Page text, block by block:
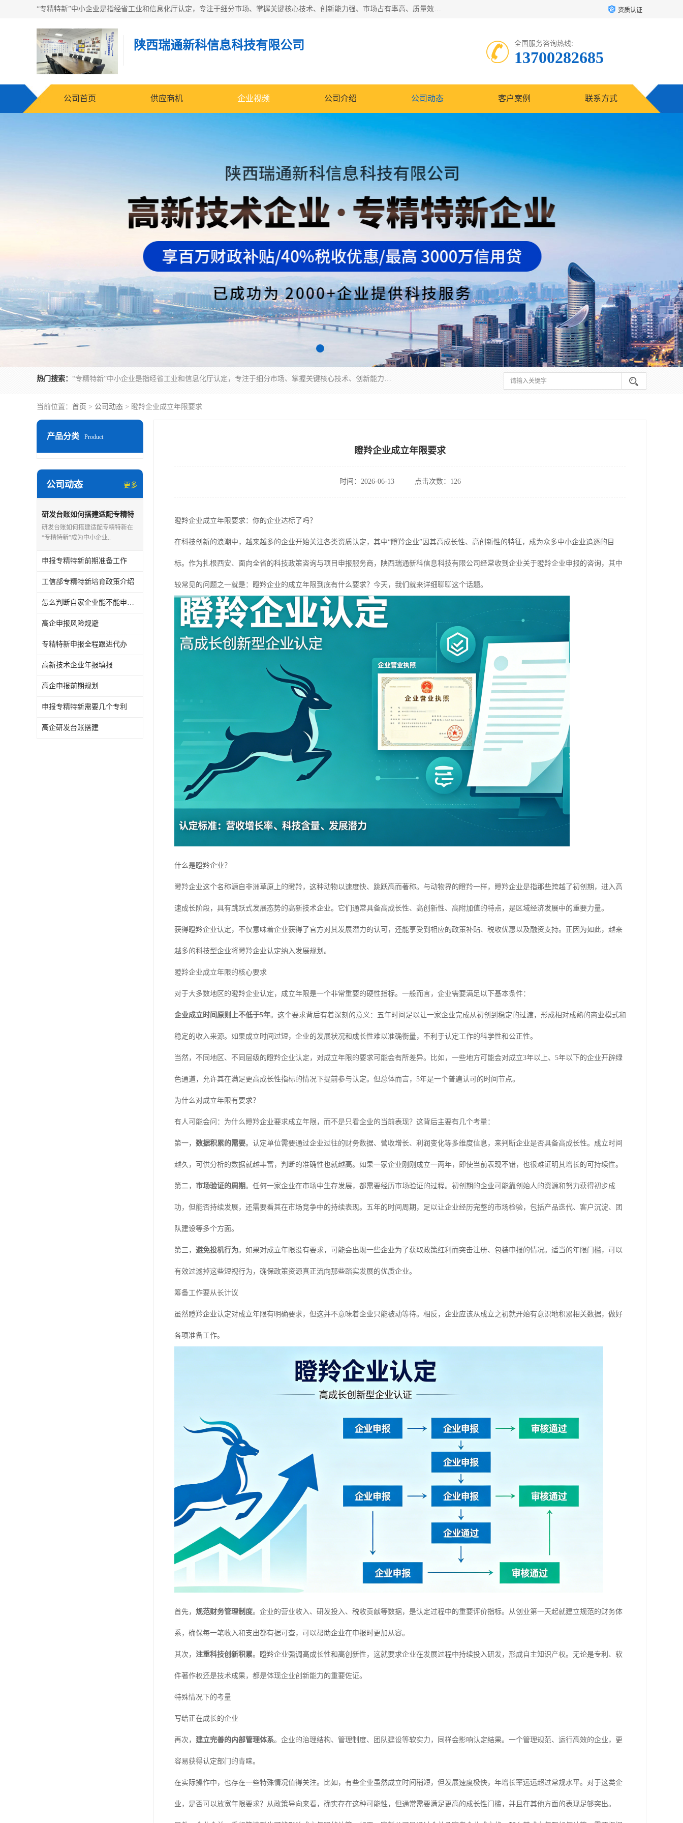
“专精特新”中小企业是指经省工业和信息化厅认定，专注于细分市场、掌握关键核心技术、创新能力强、市场占有率高、质量效益优，在专业化、精细化、特色化、新颖化等方面表现突出的中小企业。 资质认证
陕西瑞通新科信息科技有限公司 全国服务咨询热线:
13700282685
公司首页 供应商机 企业视频 公司介绍 公司动态 客户案例 联系方式
热门搜索： “专精特新”中小企业是指经省工业和信息化厅认定，专注于细分市场、掌握关键核心技术、创新能力强、市场占有率高、质量效益优，在专业化、精细化、特色化、新颖化等方面表现突出的中小企业。
当前位置： 首页 > 公司动态 > 瞪羚企业成立年限要求
产品分类 Product
公司动态 更多
研发台账如何搭建适配专精特
新
研发台账如何搭建适配专精特新在
“专精特新”成为中小企业..
申报专精特新前期准备工作
工信部专精特新培育政策介绍
怎么判断自家企业能不能申报专精特新
高企申报风险规避
专精特新申报全程跟进代办
高新技术企业年报填报
高企申报前期规划
申报专精特新需要几个专利
高企研发台账搭建
瞪羚企业成立年限要求
时间：2026-06-13 点击次数：126
瞪羚企业成立年限要求：你的企业达标了吗？
在科技创新的浪潮中，越来越多的企业开始关注各类资质认定，其中“瞪羚企业”因其高成长性、高创新性的特征，成为众多中小企业追逐的目
标。作为扎根西安、面向全省的科技政策咨询与项目申报服务商，陕西瑞通新科信息科技有限公司经常收到企业关于瞪羚企业申报的咨询，其中
较常见的问题之一就是：瞪羚企业的成立年限到底有什么要求？今天，我们就来详细聊聊这个话题。
什么是瞪羚企业？
瞪羚企业这个名称源自非洲草原上的瞪羚，这种动物以速度快、跳跃高而著称。与动物界的瞪羚一样，瞪羚企业是指那些跨越了初创期，进入高
速成长阶段，具有跳跃式发展态势的高新技术企业。它们通常具备高成长性、高创新性、高附加值的特点，是区域经济发展中的重要力量。
获得瞪羚企业认定，不仅意味着企业获得了官方对其发展潜力的认可，还能享受到相应的政策补贴、税收优惠以及融资支持。正因为如此，越来
越多的科技型企业将瞪羚企业认定纳入发展规划。
瞪羚企业成立年限的核心要求
对于大多数地区的瞪羚企业认定，成立年限是一个非常重要的硬性指标。一般而言，企业需要满足以下基本条件：
企业成立时间原则上不低于5年。这个要求背后有着深刻的意义：五年时间足以让一家企业完成从初创到稳定的过渡，形成相对成熟的商业模式和
稳定的收入来源。如果成立时间过短，企业的发展状况和成长性难以准确衡量，不利于认定工作的科学性和公正性。
当然，不同地区、不同层级的瞪羚企业认定，对成立年限的要求可能会有所差异。比如，一些地方可能会对成立3年以上、5年以下的企业开辟绿
色通道，允许其在满足更高成长性指标的情况下提前参与认定。但总体而言，5年是一个普遍认可的时间节点。
为什么对成立年限有要求？
有人可能会问：为什么瞪羚企业要求成立年限，而不是只看企业的当前表现？这背后主要有几个考量：
第一， 数据积累的需要。认定单位需要通过企业过往的财务数据、营收增长、利润变化等多维度信息，来判断企业是否具备高成长性。成立时间
越久，可供分析的数据就越丰富，判断的准确性也就越高。如果一家企业刚刚成立一两年，即使当前表现不错，也很难证明其增长的可持续性。
第二， 市场验证的周期。任何一家企业在市场中生存发展，都需要经历市场验证的过程。初创期的企业可能靠创始人的资源和努力获得初步成
功，但能否持续发展，还需要看其在市场竞争中的持续表现。五年的时间周期，足以让企业经历完整的市场检验，包括产品迭代、客户沉淀、团
队建设等多个方面。
第三， 避免投机行为。如果对成立年限没有要求，可能会出现一些企业为了获取政策红利而突击注册、包装申报的情况。适当的年限门槛，可以
有效过滤掉这些短视行为，确保政策资源真正流向那些踏实发展的优质企业。
筹备工作要从长计议
虽然瞪羚企业认定对成立年限有明确要求，但这并不意味着企业只能被动等待。相反，企业应该从成立之初就开始有意识地积累相关数据，做好
各项准备工作。
首先， 规范财务管理制度。企业的营业收入、研发投入、税收贡献等数据，是认定过程中的重要评价指标。从创业第一天起就建立规范的财务体
系，确保每一笔收入和支出都有据可查，可以帮助企业在申报时更加从容。
其次， 注重科技创新积累。瞪羚企业强调高成长性和高创新性，这就要求企业在发展过程中持续投入研发，形成自主知识产权。无论是专利、软
件著作权还是技术成果，都是体现企业创新能力的重要佐证。
特殊情况下的考量
写给正在成长的企业
再次， 建立完善的内部管理体系。企业的治理结构、管理制度、团队建设等软实力，同样会影响认定结果。一个管理规范、运行高效的企业，更
容易获得认定部门的青睐。
在实际操作中，也存在一些特殊情况值得关注。比如，有些企业虽然成立时间稍短，但发展速度极快，年增长率远远超过常规水平。对于这类企
业，是否可以放宽年限要求？从政策导向来看，确实存在这种可能性，但通常需要满足更高的成长性门槛，并且在其他方面的表现足够突出。